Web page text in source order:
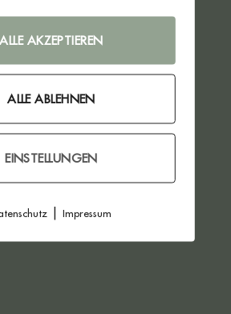
ALLE AKZEPTIEREN
ALLE ABLEHNEN
EINSTELLUNGEN
| Impressum